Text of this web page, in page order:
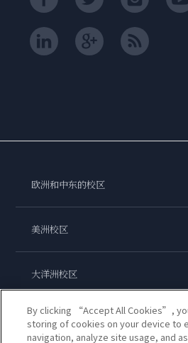
欧洲和中东的校区
美洲校区
大洋洲校区
亚洲校区
By clicking “Accept All Cookies”,
storing of cookies on your device to
navigation, analyze site usage, and